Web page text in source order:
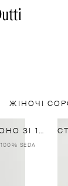
ЖІНОЧІ
СТРУМУЮЧЕ КІМОНО ЗІ 100% НАТУРАЛЬНОГО ШОВКУ
100% SEDA